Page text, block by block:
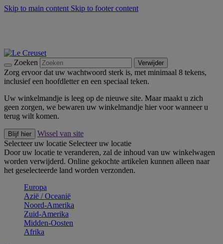
Skip to main content Skip to footer content
Zoeken Verwijder
Zorg ervoor dat uw wachtwoord sterk is, met minimaal 8 tekens,
inclusief een hoofdletter en een speciaal teken.
Uw winkelmandje is leeg op de nieuwe site. Maar maakt u zich
geen zorgen, we bewaren uw winkelmandje hier voor wanneer u
terug wilt komen.
Blijf hier
Wissel van site
Selecteer uw locatie Selecteer uw locatie
Door uw locatie te veranderen, zal de inhoud van uw winkelwagen
worden verwijderd. Online gekochte artikelen kunnen alleen naar
het geselecteerde land worden verzonden.
Europa
Aziё / Oceaniё
Noord-Amerika
Zuid-Amerika
Midden-Oosten
Afrika